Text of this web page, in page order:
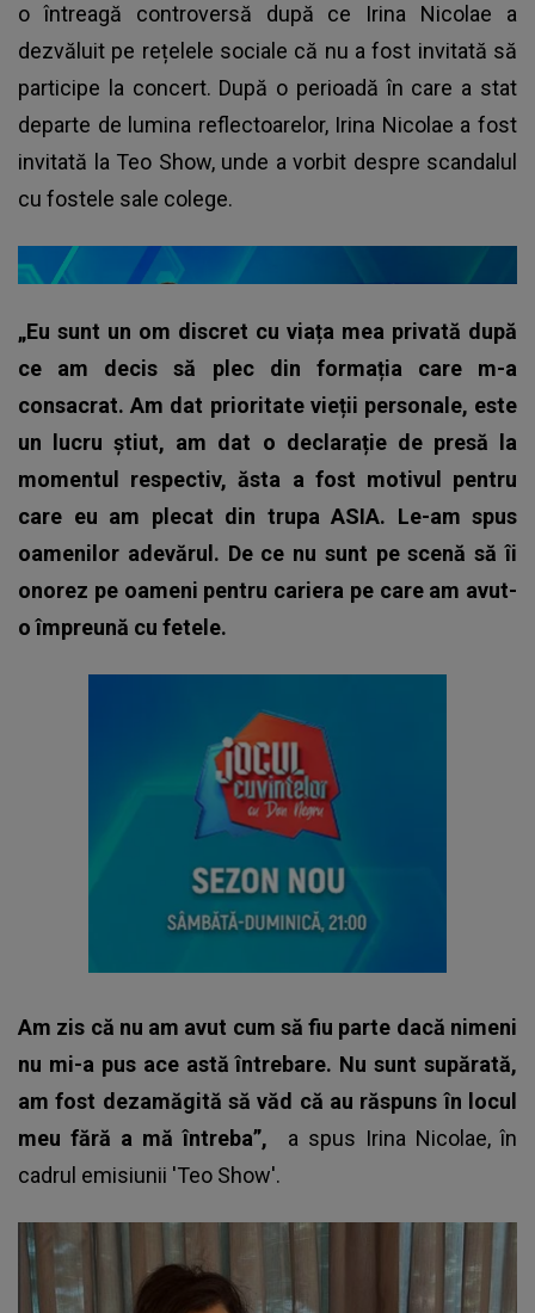
o întreagă controversă după ce Irina Nicolae a
dezvăluit pe rețelele sociale că nu a fost invitată să
participe la concert. După o perioadă în care a stat
departe de lumina reflectoarelor, Irina Nicolae a fost
invitată la Teo Show, unde a vorbit despre scandalul
cu fostele sale colege.
„Eu sunt un om discret cu viața mea privată după
ce am decis să plec din formația care m-a
consacrat. Am dat prioritate vieții personale, este
un lucru știut, am dat o declarație de presă la
momentul respectiv, ăsta a fost motivul pentru
care eu am plecat din trupa ASIA. Le-am spus
oamenilor adevărul. De ce nu sunt pe scenă să îi
onorez pe oameni pentru cariera pe care am avut-
o împreună cu fetele.
Am zis că nu am avut cum să fiu parte dacă nimeni
nu mi-a pus ace astă întrebare. Nu sunt supărată,
am fost dezamăgită să văd că au răspuns în locul
meu fără a mă întreba”,
a spus Irina Nicolae, în
cadrul emisiunii 'Teo Show'.